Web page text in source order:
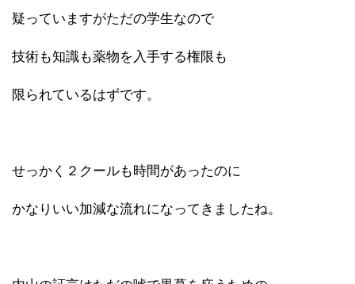
疑っていますがただの学生なので
技術も知識も薬物を入手する権限も
限られているはずです。
せっかく２クールも時間があったのに
かなりいい加減な流れになってきましたね。